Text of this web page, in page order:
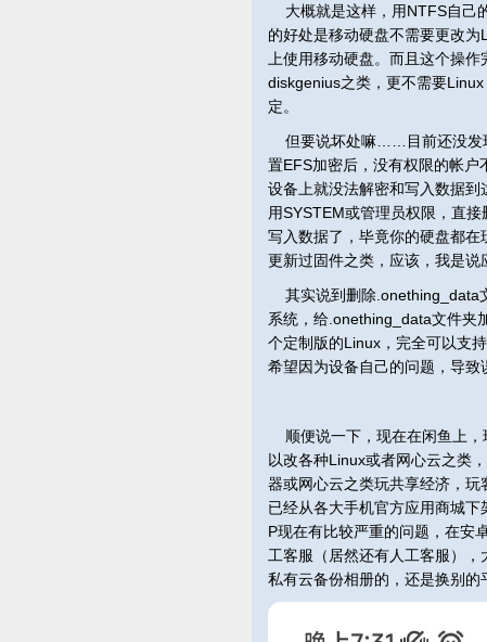
大概就是这样，用NTFS自己
的好处是移动硬盘不需要更改
上使用移动硬盘。而且这个操
diskgenius之类，更不需要
定。
但要说坏处嘛……目前还没发
置EFS加密后，没有权限的帐户
设备上就没法解密和写入数据
用SYSTEM或管理员权限，直
写入数据了，毕竟你的硬盘都
更新过固件之类，应该，我是说
其实说到删除.onething_data
系统，给.onething_data文件夹
个定制版的Linux，完全可以支
希望因为设备自己的问题，导致
顺便说一下，现在在闲鱼上，
以改各种Linux或者网心云之类
器或网心云之类玩共享经济，
已经从各大手机官方应用商城
P现在有比较严重的问题，在安
工客服（居然还有人工客服）
私有云备份相册的，还是换别的